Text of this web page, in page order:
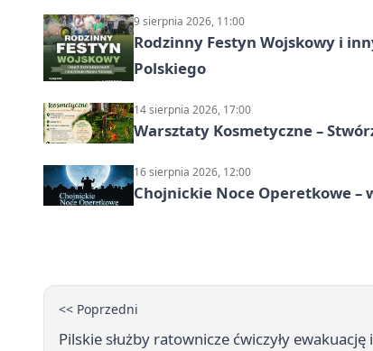
9 sierpnia 2026, 11:00
Rodzinny Festyn Wojskowy i
Polskiego
14 sierpnia 2026, 17:00
Warsztaty Kosmetyczne –
16 sierpnia 2026, 12:00
Chojnickie Noce Operetkowe –
<< Poprzedni
Pilskie służby ratownicze ćwiczyły